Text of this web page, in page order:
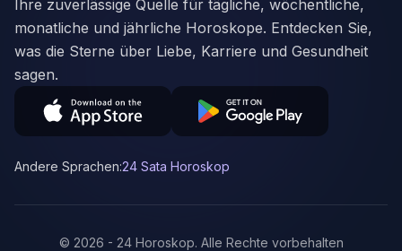
Ihre zuverlässige Quelle für tägliche, wöchentliche,
monatliche und jährliche Horoskope. Entdecken Sie,
was die Sterne über Liebe, Karriere und Gesundheit
sagen.
Andere Sprachen:24 Sata Horoskop
© 2026 - 24 Horoskop. Alle Rechte vorbehalten